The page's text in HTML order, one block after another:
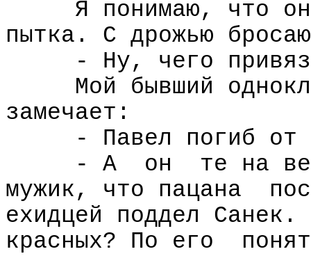
Я понимаю, что
пытка. С дрожью
- Ну, чего
Мой бывший
замечает:
- Павел погиб от
- А
он
те на
мужик, что пацана
ехидцей поддел
красных? По его